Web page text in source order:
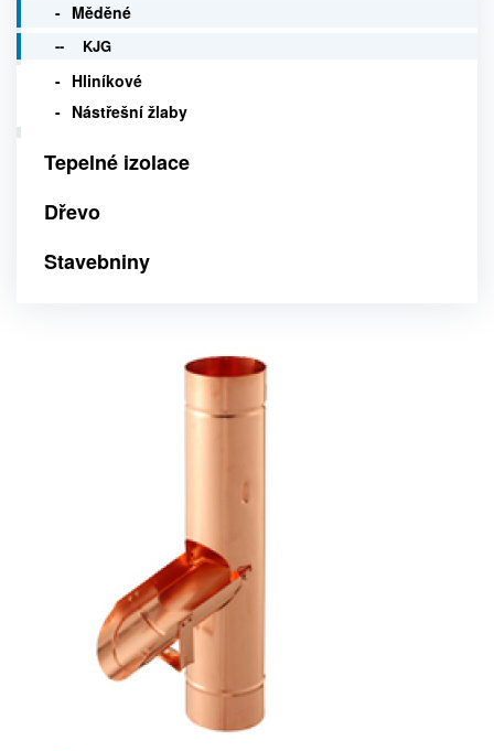
Měděné
KJG
Hliníkové
Nástřešní žlaby
Tepelné izolace
Dřevo
Stavebniny